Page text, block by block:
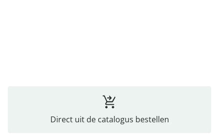
Direct uit de catalogus bestellen